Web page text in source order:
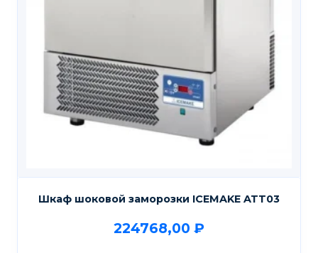
Шкаф шоковой заморозки ICEMAKE ATT03
224768,00 ₽